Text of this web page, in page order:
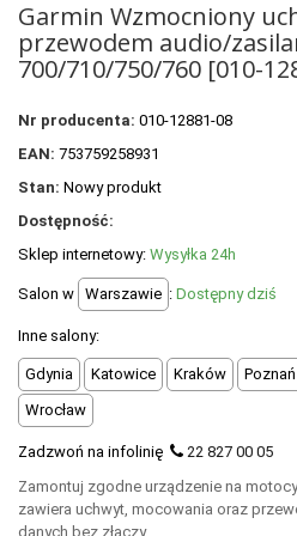
POLECANE PRODUKTY
PROMOCJE
WYPRZEDAŻ
Garmin Wzmocniony
przewodem audio/
700/710/750/760 [010-
Nr producenta: 010-12881-08
EAN: 753759258931
Stan: Nowy produkt
Dostępność:
Sklep internetowy: Wysyłka 24h
Salon w Warszawie : Dostępny dziś
Inne salony:
Gdynia Katowice Kraków Poznań
Wrocław
Zadzwoń na infolinię
22 827 00 05
Zamontuj zgodne urządzenie na
zawiera uchwyt, mocowania oraz
danych bez złączy.